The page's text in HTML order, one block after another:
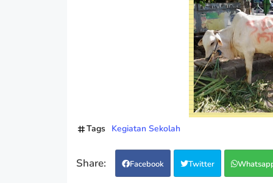
Tags Kegiatan Sekolah
Facebook Twitter